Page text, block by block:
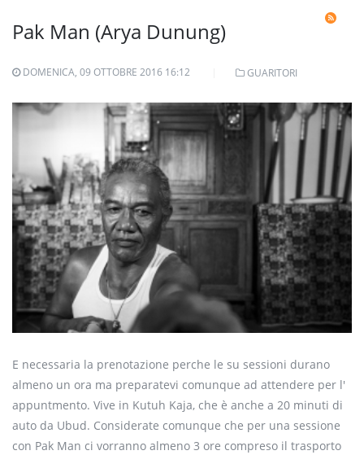
Pak Man (Arya Dunung)
DOMENICA, 09 OTTOBRE 2016 16:12 GUARITORI
E necessaria la prenotazione perche le su sessioni durano
almeno un ora ma preparatevi comunque ad attendere per l'
appuntmento. Vive in Kutuh Kaja, che è anche a 20 minuti di
auto da Ubud. Considerate comunque che per una sessione
con Pak Man ci vorranno almeno 3 ore compreso il trasporto